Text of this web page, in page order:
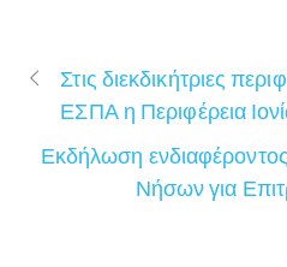
Στις διεκδικήτριες
ΕΣΠΑ η Περιφέρεια
Εκδήλωση
Νήσων για